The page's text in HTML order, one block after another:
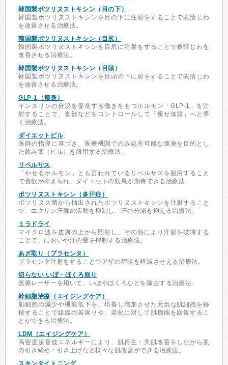
韓国製ボツリヌストキシン（目の下）
韓国製ボツリヌストキシンを目の下に注射をすることで表情じわ
を改善させる治療法。
韓国製ボツリヌストキシン（目尻）
韓国製ボツリヌストキシンを目尻に注射をすることで表情じわを
改善させる治療法。
韓国製ボツリヌストキシン（目頭）
韓国製ボツリヌストキシンを目頭の下に射をすることで表情じわ
を改善させる治療法。
GLP-1（痩身）
インスリンの分泌を促進する働きをもつホルモン「GLP-1」を注
射することで、食欲などをコントロールして「痩せ体質」へと導
く治療法。
ダイエットピル
医師の指導に基づき、医療機関でのみ処方可能な痩身を目的とし
た飲み薬（ピル）を服用する治療法。
リベルサス
「やせるホルモン」とも言われているリベルサスを服用すること
で食欲が抑えられ、ダイエットの効果が期待できる治療法。
ボツリヌストキシン（多汗症）
ボツリヌス菌から抽出されたボツリヌストキシンを注射すること
で、エクリン汗腺の活動を抑制し、汗の分泌を抑える治療法。
ミラドライ
マイクロ波を皮膚の上から照射し、その熱により汗腺を破壊する
ことで、においや汗の量を抑制する治療法。
あざ取り（プラセンタ）
プラセンタ注射をすることでアザの症状を軽減させえる治療法。
切らない いぼ・ほくろ取り
医療レーザーを用いて、いぼやほくろなどを除去する治療法。
幹細胞治療（エイジングケア）
肌細胞の減少や機能低下を、培養し増加させた元気な肌細胞を移
植することで組織の若返りや、老化に対して肌機能を回復するこ
とができる治療法。
LDM（エイジングケア）
高密度超音波エネルギーにより、肌再生・美肌改善をしながら肌
の引き締め・引き上げなど様々な肌改善ができる治療法。
スキンタイトニング